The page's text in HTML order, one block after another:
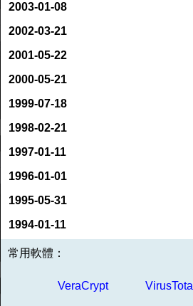
2003-01-08
2002-03-21
2001-05-22
2000-05-21
1999-07-18
1998-02-21
1997-01-11
1996-01-01
1995-05-31
1994-01-11
常用軟體：
VeraCrypt VirusTotal